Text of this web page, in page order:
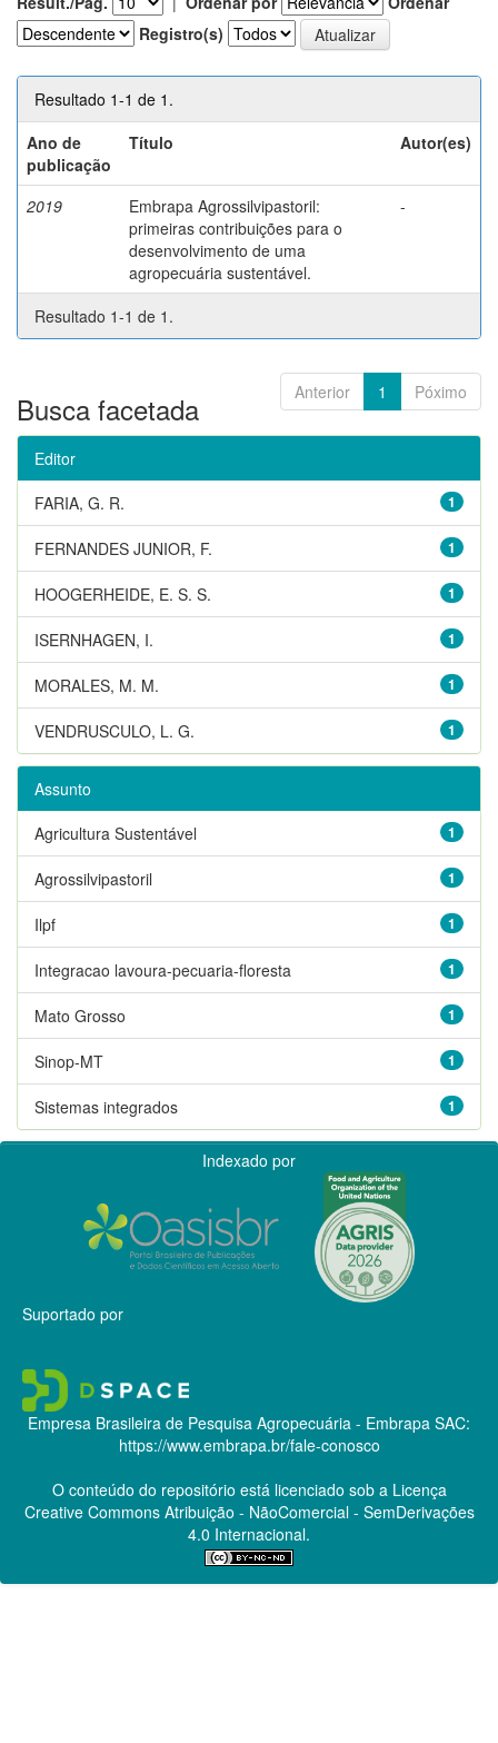
Registro(s)
Resultado 1-1 de 1.
Ano de
publicação
Título Autor(es)
2019
Embrapa Agrossilvipastoril:
primeiras contribuições para o
desenvolvimento de uma
agropecuária sustentável.
-
Resultado 1-1 de 1.
Anterior 1 Póximo
Busca facetada
Editor
1
FARIA, G. R.
1
FERNANDES JUNIOR, F.
1
HOOGERHEIDE, E. S. S.
1
ISERNHAGEN, I.
1
MORALES, M. M.
1
VENDRUSCULO, L. G.
Assunto
1
Agricultura Sustentável
1
Agrossilvipastoril
1
Ilpf
1
Integracao lavoura-pecuaria-floresta
1
Mato Grosso
1
Sinop-MT
1
Sistemas integrados
Indexado por
Suportado por
Empresa Brasileira de Pesquisa Agropecuária - Embrapa SAC:
https://www.embrapa.br/fale-conosco
O conteúdo do repositório está licenciado sob a Licença
Creative CommonsAtribuição - NãoComercial - SemDerivações
4.0 Internacional.